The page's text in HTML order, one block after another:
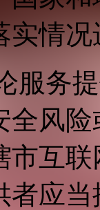
实情
服务
全风
市互
者应